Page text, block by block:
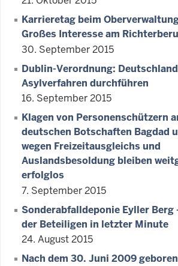
Karrieretag beim
Großes Interesse am
30. September 2015
Dublin-Verordnung:
Asylverfahren durchführen
16. September 2015
Klagen von Personenschützern
deutschen Botschaften Bagdad
wegen Freizeitausgleichs und
Auslandsbesoldung bleiben
erfolglos
7. September 2015
Sonderabfalldeponie Eyller Berg
der Beteiligen in letzter Minute
24. August 2015
Nach dem 30. Juni 2009